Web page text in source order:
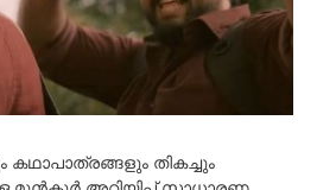
9
തികച്ചും